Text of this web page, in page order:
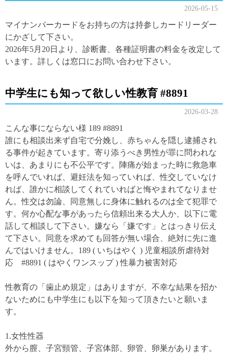
2026-05-15
マイナンバーカードをお持ちの方は持参しカードリーダー
にかざして下さい。
2026年5月20日より、診断書、各種証明書の料金を改定して
います。詳しくは窓口にお問い合わせ下さい。
中学生にも知って欲しい性教育 #8891
2026-03-28
こんな事にならない様 189 #8891
誰にも相談出来ず自宅で分娩し、赤ちゃんを隠し逮捕され
る事件が起きています。寄り添うべき男性が罪に問われな
いは、あまりにも不公平です。陣痛が始まった時に救急車
を呼んでいれば、避妊法を知っていれば、性交していなけ
れば、誰かに相談してくれていればと悔やまれてなりませ
ん。性交は勿論、同意無しに身体に触れるのは全て犯罪で
す。何か心配な事があったら信頼出来る大人か、以下に電
話して相談して下さい。嫌なら「嫌です」とはっきり伝え
て下さい。同意を求めても回答が無い場合、絶対に先に進
んではいけません。189 ( いちはやく ) 児童相談所虐待対
応 #8891 ( はやくワンスップ ) 性暴力被害対応
性教育の「歯止め規定」はありますが、不幸な結果を招か
ないためにも中学生にも以下を知って頂きたいと願いま
す。
1.女性性器
外から膣、子宮頸管、子宮体部、卵管、卵巣があります。